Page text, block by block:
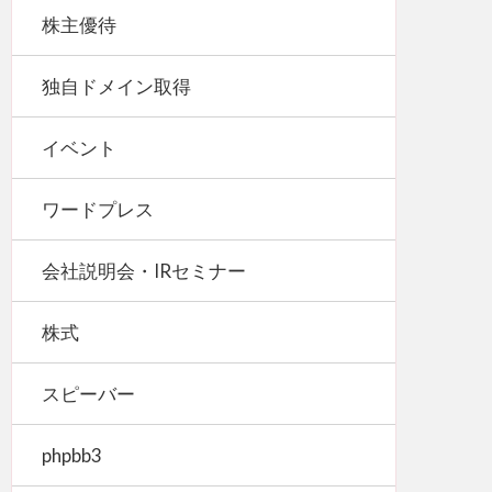
株主優待
独自ドメイン取得
イベント
ワードプレス
会社説明会・IRセミナー
株式
スピーバー
phpbb3